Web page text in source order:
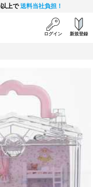
上で送料当社負担！
ログイン 新規登録